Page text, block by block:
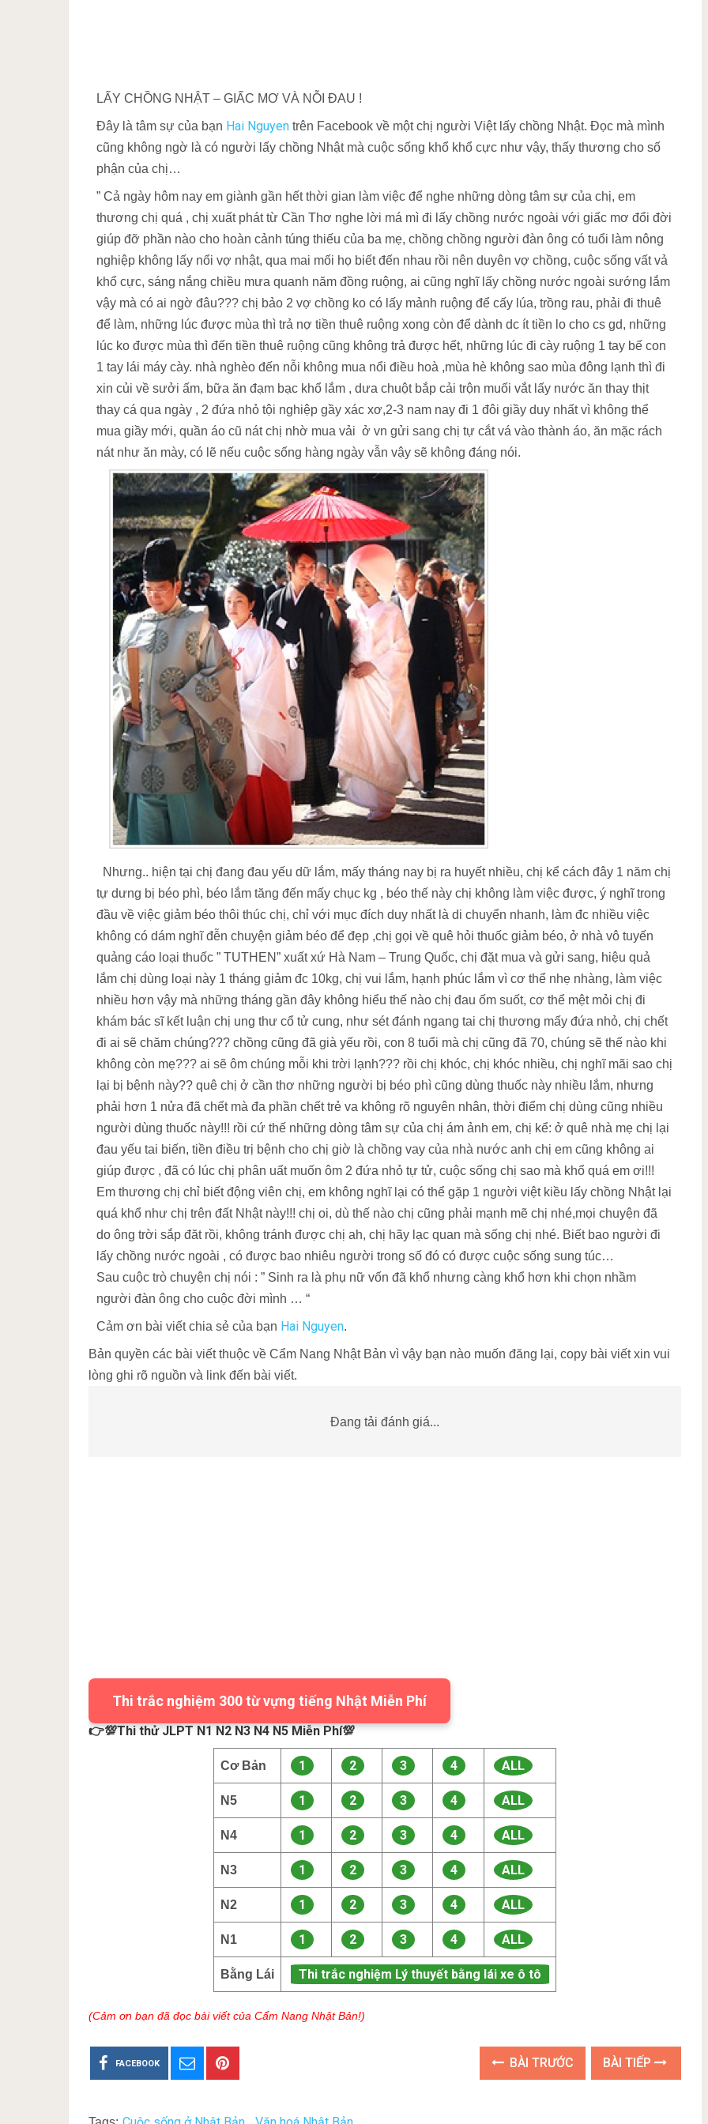
LẤY CHỒNG NHẬT – GIẤC MƠ VÀ NỖI ĐAU !
Đây là tâm sự của bạn Hai Nguyen trên Facebook về một chị người Việt lấy chồng Nhật. Đọc mà mình
cũng không ngờ là có người lấy chồng Nhật mà cuộc sống khổ khổ cực như vậy, thấy thương cho số
phận của chị…
” Cả ngày hôm nay em giành gần hết thời gian làm việc để nghe những dòng tâm sự của chị, em
thương chị quá , chị xuất phát từ Cần Thơ nghe lời má mì đi lấy chồng nước ngoài với giấc mơ đổi đời
giúp đỡ phần nào cho hoàn cảnh túng thiếu của ba mẹ, chồng chồng người đàn ông có tuổi làm nông
nghiệp không lấy nổi vợ nhật, qua mai mối họ biết đến nhau rồi nên duyên vợ chồng, cuộc sống vất vả
khổ cực, sáng nắng chiều mưa quanh năm đồng ruộng, ai cũng nghĩ lấy chồng nước ngoài sướng lắm
vậy mà có ai ngờ đâu??? chị bảo 2 vợ chồng ko có lấy mảnh ruộng để cấy lúa, trồng rau, phải đi thuê
để làm, những lúc được mùa thì trả nợ tiền thuê ruộng xong còn để dành dc ít tiền lo cho cs gd, những
lúc ko được mùa thì đến tiền thuê ruộng cũng không trả được hết, những lúc đi cày ruộng 1 tay bế con
1 tay lái máy cày. nhà nghèo đến nỗi không mua nổi điều hoà ,mùa hè không sao mùa đông lạnh thì đi
xin củi về sưởi ấm, bữa ăn đạm bạc khổ lắm , dưa chuột bắp cải trộn muối vắt lấy nước ăn thay thịt
thay cá qua ngày , 2 đứa nhỏ tội nghiệp gầy xác xơ,2-3 nam nay đi 1 đôi giầy duy nhất vì không thể
mua giầy mới, quần áo cũ nát chị nhờ mua vải ở vn gửi sang chị tự cắt vá vào thành áo, ăn mặc rách
nát như ăn mày, có lẽ nếu cuộc sống hàng ngày vẫn vậy sẽ không đáng nói.
Nhưng.. hiện tại chị đang đau yếu dữ lắm, mấy tháng nay bị ra huyết nhiều, chị kể cách đây 1 năm chị
tự dưng bị béo phì, béo lắm tăng đến mấy chục kg , béo thế này chị không làm việc được, ý nghĩ trong
đầu về việc giảm béo thôi thúc chị, chỉ với mục đích duy nhất là di chuyển nhanh, làm đc nhiều việc
không có dám nghĩ đễn chuyện giảm béo để đẹp ,chị gọi về quê hỏi thuốc giảm béo, ở nhà vô tuyến
quảng cáo loại thuốc ” TUTHEN” xuất xứ Hà Nam – Trung Quốc, chị đặt mua và gửi sang, hiệu quả
lắm chị dùng loại này 1 tháng giảm đc 10kg, chị vui lắm, hạnh phúc lắm vì cơ thể nhẹ nhàng, làm việc
nhiều hơn vậy mà những tháng gần đây không hiểu thế nào chị đau ốm suốt, cơ thể mệt mỏi chị đi
khám bác sĩ kết luận chị ung thư cổ tử cung, như sét đánh ngang tai chị thương mấy đứa nhỏ, chị chết
đi ai sẽ chăm chúng??? chồng cũng đã già yếu rồi, con 8 tuổi mà chị cũng đã 70, chúng sẽ thế nào khi
không còn mẹ??? ai sẽ ôm chúng mỗi khi trời lạnh??? rồi chị khóc, chị khóc nhiều, chị nghĩ mãi sao chị
lại bị bệnh này?? quê chị ở cần thơ những người bị béo phì cũng dùng thuốc này nhiều lắm, nhưng
phải hơn 1 nửa đã chết mà đa phần chết trẻ va không rõ nguyên nhân, thời điểm chị dùng cũng nhiều
người dùng thuốc này!!! rồi cứ thế những dòng tâm sự của chị ám ảnh em, chị kể: ở quê nhà mẹ chị lại
đau yếu tai biến, tiền điều trị bệnh cho chị giờ là chồng vay của nhà nước anh chị em cũng không ai
giúp được , đã có lúc chị phân uất muốn ôm 2 đứa nhỏ tự tử, cuộc sống chị sao mà khổ quá em ơi!!!
Em thương chị chỉ biết động viên chị, em không nghĩ lại có thể gặp 1 người việt kiều lấy chồng Nhật lại
quá khổ như chị trên đất Nhật này!!! chị oi, dù thế nào chị cũng phải mạnh mẽ chị nhé,mọi chuyện đã
do ông trời sắp đăt rồi, không tránh được chị ah, chị hãy lạc quan mà sống chị nhé. Biết bao người đi
lấy chồng nước ngoài , có được bao nhiêu người trong số đó có được cuộc sống sung túc…
Sau cuộc trò chuyện chị nói : ” Sinh ra là phụ nữ vốn đã khổ nhưng càng khổ hơn khi chọn nhầm
người đàn ông cho cuộc đời mình … “
Cảm ơn bài viết chia sẻ của bạn Hai Nguyen.
Bản quyền các bài viết thuộc về Cẩm Nang Nhật Bản vì vậy bạn nào muốn đăng lại, copy bài viết xin vui
lòng ghi rõ nguồn và link đến bài viết.
Đang tải đánh giá...
Thi trắc nghiệm 300 từ vựng tiếng Nhật Miễn Phí
👉💯Thi thử JLPT N1 N2 N3 N4 N5 Miễn Phí💯
Cơ Bản 1 2 3 4 ALL
N5 1 2 3 4 ALL
N4 1 2 3 4 ALL
N3 1 2 3 4 ALL
N2 1 2 3 4 ALL
N1 1 2 3 4 ALL
Bằng Lái Thi trắc nghiệm Lý thuyết bằng lái xe ô tô
(Cảm ơn bạn đã đọc bài viết của Cẩm Nang Nhật Bản!)
FACEBOOK BÀI TRƯỚC BÀI TIẾP